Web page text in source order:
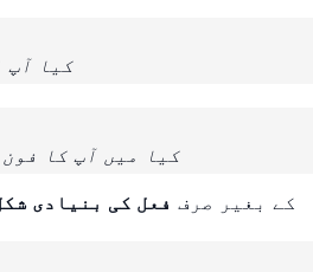
کیا آپ
کیا میں آپ کا
کے بغیر صرف فعل کی بنیادی